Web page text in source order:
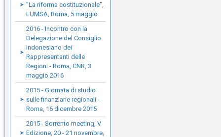
"La riforma costituzionale",
LUMSA, Roma, 5 maggio
2016 - Incontro con la
Delegazione del Consiglio
Indonesiano dei
Rappresentanti delle
Regioni - Roma, CNR, 3
maggio 2016
2015 - Giornata di studio
sulle finanziarie regionali -
Roma, 16 dicembre 2015
2015 - Sorrento meeting, V
Edizione, 20 - 21 novembre,